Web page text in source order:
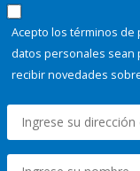
Acepto los términos de
datos personales sean
recibir novedades